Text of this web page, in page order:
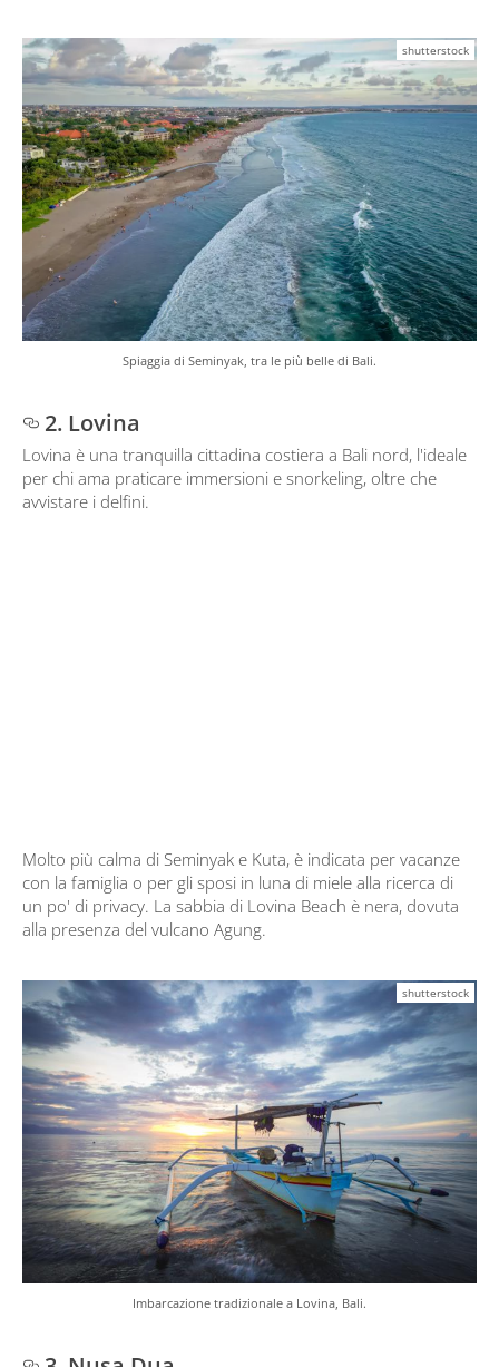
shutterstock
Spiaggia di Seminyak, tra le più belle di Bali.
2. Lovina
Lovina è una tranquilla cittadina costiera a Bali nord, l'ideale
per chi ama praticare immersioni e snorkeling, oltre che
avvistare i delfini.
Molto più calma di Seminyak e Kuta, è indicata per vacanze
con la famiglia o per gli sposi in luna di miele alla ricerca di
un po' di privacy. La sabbia di Lovina Beach è nera, dovuta
alla presenza del vulcano Agung.
shutterstock
Imbarcazione tradizionale a Lovina, Bali.